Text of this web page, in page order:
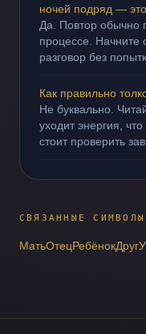
ночей подряд —
Да. Повтор обычно
процессе. Начните
разговор без
Как правильно
Не буквально.
уходит энергия,
стоит проверить
СВЯЗАННЫЕ СИМВОЛЫ
МатьОтецРебёнокДруг